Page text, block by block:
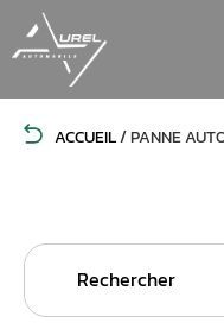
ACCUEIL/PANNE
Search